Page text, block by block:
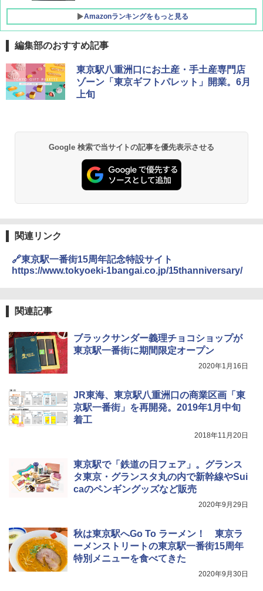
Amazonランキングをもっと見る
D40 地球の歩き方 チェンマイ タイ北部の魅
力的な町 2026～2027 地球の歩き方D アジア
￥2,079
￥2,695
新しい日本地理 地図・統計・移動から読み
￥1,540
[キャンパーズコレクション 山善] ポップアッ
プテント 傘みたいに広げて畳める パッとサ
ッとサンシェード キューブ フルクローズ メ
ッシュ 簡単設置 ワンタッチテント キャンプ
PYKES PEAK (パイクスピーク) 着替えテン
ト プライバシー テント 【中が透けない】 1
人用 折りたたみ 防災グッズ 災害用トイレ ビ
ーチ ピクニック ポップアップテント 携帯 簡
ENDLESS BASE 《めざましテレビで紹介》
テント ワンタッチ RENEW 幅200 2-3人用 43
500002(88859)
広げるだけ パッとサッとテント ブラックコ
ーティング フルクローズ メッシュ 3-4人用
￥9,990
[キャンパーズコレクション 山善] 傘みたいに
広げるだけ パッとサッとテント キューブワ
ATCW-150B エクルベージュ
￥-
熊撃退スプレー 熊よけスプレー 熊スプレー
【日本企業販売】超強力クマ対策スプレー 30
0ml（連続噴射30秒）110ml（連続噴射15
秒）射程5～10m 安全ロック搭載 携帯収納袋
送
GRANDOOR ステンレス保冷剤 2個セット 2
BUNDOK(バンドック)ソロ ドーム 1 EX BDK
-08EX カーキ ソロキャンプ ポリエステル フ
DEWEL パラソル 大型 ビーチ アウトドアパ
ラソル ガーデン サイトシート付 折りたたみ
￥6,459
ポインターライト 強力 小型 緑色/赤色/青紫色
USB充電式 高精度 超長距離照射 長時間使用
ア/オフィス/教育現場/展示会用 緑
￥1,180
編集部のおすすめ記事
東京駅八重洲口にお土産・手土産専門店
ゾーン「東京ギフトパレット」開業。6月
上旬
Google 検索で当サイトの記事を優先表示させる
関連リンク
🔗東京駅一番街15周年記念特設サイト
https://www.tokyoeki-1bangai.co.jp/15thanniversary/
関連記事
ブラックサンダー義理チョコショップが
東京駅一番街に期間限定オープン
2020年1月16日
JR東海、東京駅八重洲口の商業区画「東
京駅一番街」を再開発。2019年1月中旬
着工
2018年11月20日
東京駅で「鉄道の日フェア」。グランス
タ東京・グランスタ丸の内で新幹線やSui
caのペンギングッズなど販売
2020年9月29日
秋は東京駅へGo To ラーメン！ 東京ラ
ーメンストリートの東京駅一番街15周年
特別メニューを食べてきた
2020年9月30日